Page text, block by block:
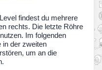
findest du mehrere
rechts. Die letzte Röhre
Im folgenden
in der zweiten
um an die